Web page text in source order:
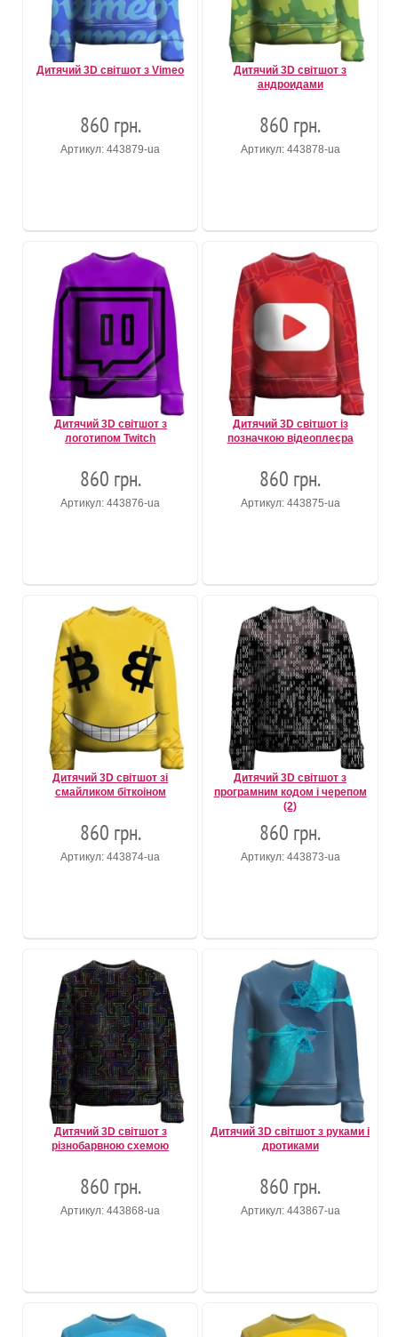
Дитячий 3D світшот з Vimeo
860 грн.
Артикул: 443879-ua
Дитячий 3D світшот з
андроидами
860 грн.
Артикул: 443878-ua
Дитячий 3D світшот з
логотипом Twitch
860 грн.
Артикул: 443876-ua
Дитячий 3D світшот із
позначкою відеоплеєра
860 грн.
Артикул: 443875-ua
Дитячий 3D світшот зі
смайликом біткоіном
860 грн.
Артикул: 443874-ua
Дитячий 3D світшот з
програмним кодом і черепом
(2)
860 грн.
Артикул: 443873-ua
Дитячий 3D світшот з
різнобарвною схемою
860 грн.
Артикул: 443868-ua
Дитячий 3D світшот з руками і
дротиками
860 грн.
Артикул: 443867-ua